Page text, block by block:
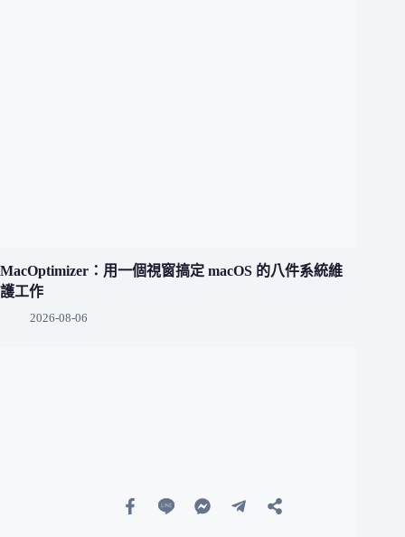
MacOptimizer：用一個視窗搞定 macOS 的八件系統維
護工作
2026-08-06